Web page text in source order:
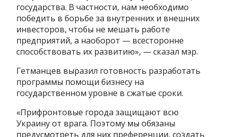
государства. В частности, нам необходимо
победить в борьбе за внутренних и внешних
инвесторов, чтобы не мешать работе
предприятий, а наоборот — всесторонне
способствовать их развитию», — сказал мэр.
Гетманцев выразил готовность разработать
программы помощи бизнесу на
государственном уровне в сжатые сроки.
«Прифронтовые города защищают всю
Украину от врага. Поэтому мы обязаны
предусмотреть для них преференции, создать